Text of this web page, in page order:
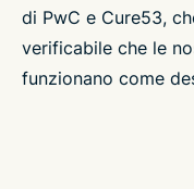
di PwC e Cure53,
verificabile che le
funzionano come